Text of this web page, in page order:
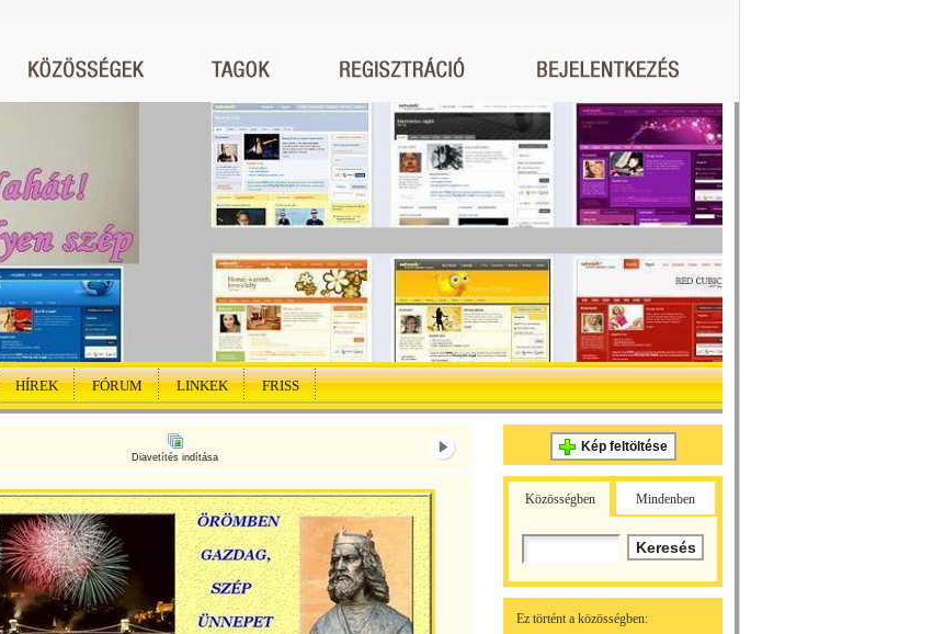
HÍREK FÓRUM LINKEK FRISS
Diavetítés indítása
Kép feltöltése
Közösségben Mindenben
Ez történt a közösségben: